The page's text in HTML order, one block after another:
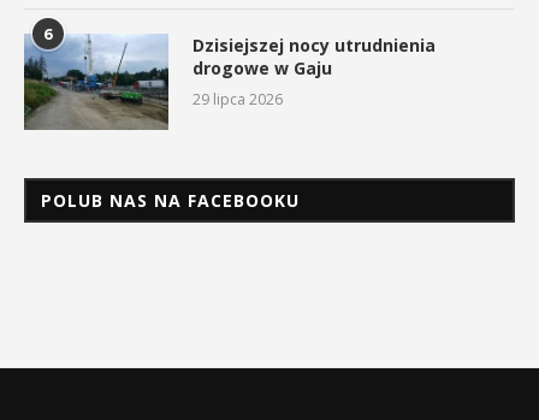
6
Dzisiejszej nocy utrudnienia
drogowe w Gaju
29 lipca 2026
POLUB NAS NA FACEBOOKU